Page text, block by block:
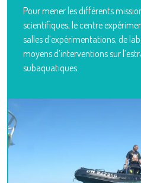
Pour mener les différents
scientifiques, le centre
salles d’expérimentations, de
moyens d’interventions sur
subaquatiques.